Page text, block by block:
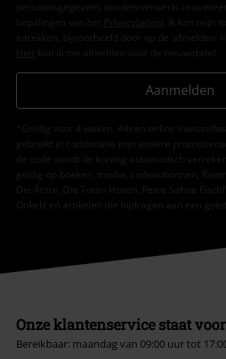
persoonsgegevens worden verwerkt in
bepalingen van het
Privacybeleid . Ik kan mijn
intrekken, bijvoorbeeld door op de ‘afmelden’-
Hier kan ik me afmelden voor de nieuwsbrief.
Aanmelden
*Geldig voor 4 weken. Alleen online
gebruikt in combinatie met andere
de code wordt de korting automatisch
geldig op boeken, media, cadeaubonnen,
Die Ärzte, Die Toten Hosen, Feine Sahne
Onkelz en artikelen die bijdragen aan een
Onze klantenservice staat
Bereikbaar: maandag van 09:00 uur tot